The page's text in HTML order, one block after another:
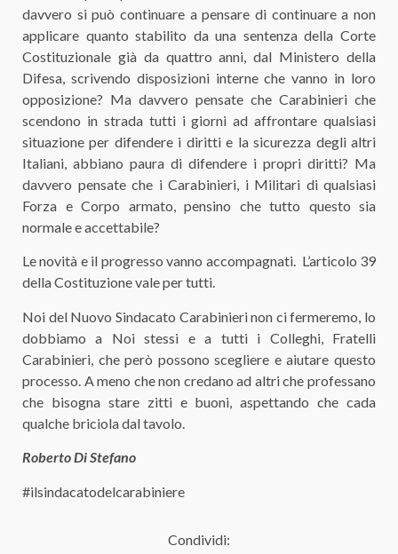
davvero si può continuare a pensare di continuare a non
applicare quanto stabilito da una sentenza della Corte
Costituzionale già da quattro anni, dal Ministero della
Difesa, scrivendo disposizioni interne che vanno in loro
opposizione? Ma davvero pensate che Carabinieri che
scendono in strada tutti i giorni ad affrontare qualsiasi
situazione per difendere i diritti e la sicurezza degli altri
Italiani, abbiano paura di difendere i propri diritti? Ma
davvero pensate che i Carabinieri, i Militari di qualsiasi
Forza e Corpo armato, pensino che tutto questo sia
normale e accettabile?
Le novità e il progresso vanno accompagnati. L’articolo 39
della Costituzione vale per tutti.
Noi del Nuovo Sindacato Carabinieri non ci fermeremo, lo
dobbiamo a Noi stessi e a tutti i Colleghi, Fratelli
Carabinieri, che però possono scegliere e aiutare questo
processo. A meno che non credano ad altri che professano
che bisogna stare zitti e buoni, aspettando che cada
qualche briciola dal tavolo.
Roberto Di Stefano
#ilsindacatodelcarabiniere
Condividi: